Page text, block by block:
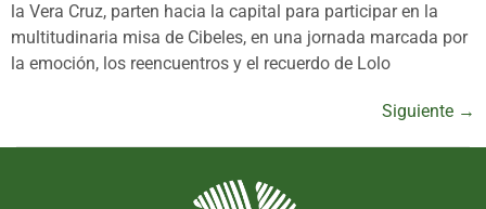
la Vera Cruz, parten hacia la capital para participar en la
multitudinaria misa de Cibeles, en una jornada marcada por
la emoción, los reencuentros y el recuerdo de Lolo
Siguiente →